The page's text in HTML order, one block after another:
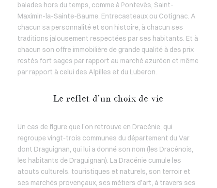
balades hors du temps, comme à Pontevès, Saint-
Maximin-la-Sainte-Baume, Entrecasteaux ou Cotignac. A
chacun sa personnalité et son histoire, à chacun ses
traditions jalousement respectées par ses habitants. Et à
chacun son offre immobilière de grande qualité à des prix
restés fort sages par rapport au marché azuréen et même
par rapport à celui des Alpilles et du Luberon.
Le reflet d’un choix de vie
Un cas de figure que l’on retrouve en Dracénie, qui
regroupe vingt-trois communes du département du Var
dont Draguignan, qui lui a donné son nom (les Dracénois,
les habitants de Draguignan). La Dracénie cumule les
atouts culturels, touristiques et naturels, son terroir et
ses marchés provençaux, ses métiers d’art, à travers ses